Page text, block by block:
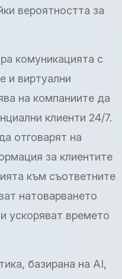
вероятността за
комуникацията с
и виртуални
на компаниите да
клиенти 24/7.
отговарят на
за клиентите
към съответните
натоварването
ускоряват времето
базирана на AI,